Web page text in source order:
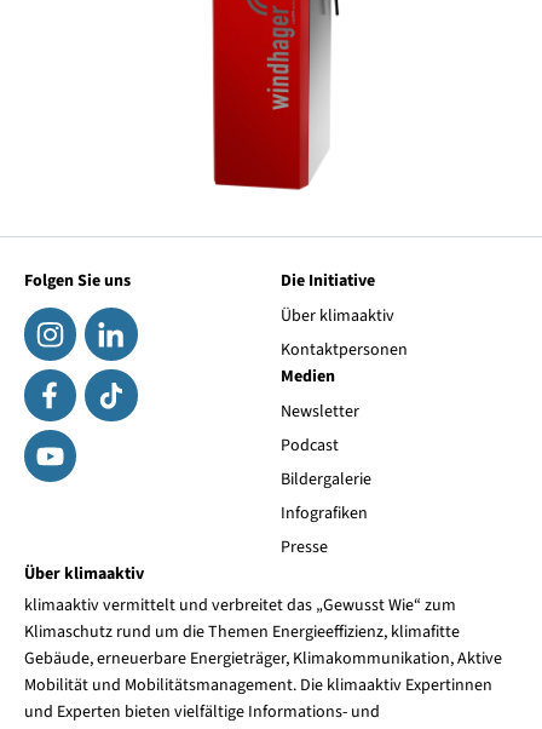
Folgen Sie uns
Die Initiative
Über klimaaktiv
Kontaktpersonen
Medien
Newsletter
Podcast
Bildergalerie
Infografiken
Presse
Über klimaaktiv
klimaaktiv vermittelt und verbreitet das „Gewusst Wie“ zum
Klimaschutz rund um die Themen Energieeffizienz, klimafitte
Gebäude, erneuerbare Energieträger, Klimakommunikation, Aktive
Mobilität und Mobilitätsmanagement. Die klimaaktiv Expertinnen
und Experten bieten vielfältige Informations- und